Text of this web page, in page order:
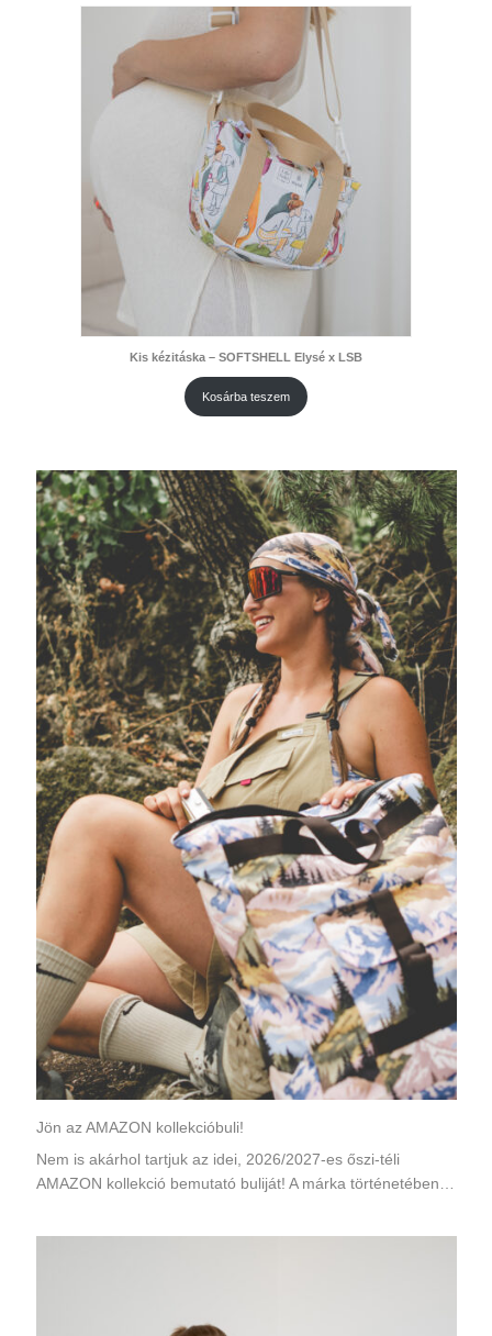
Kis kézitáska – SOFTSHELL Elysé x LSB
Kosárba teszem
Jön az AMAZON kollekcióbuli!
Nem is akárhol tartjuk az idei, 2026/2027-es őszi-téli
AMAZON kollekció bemutató buliját! A márka történetében…